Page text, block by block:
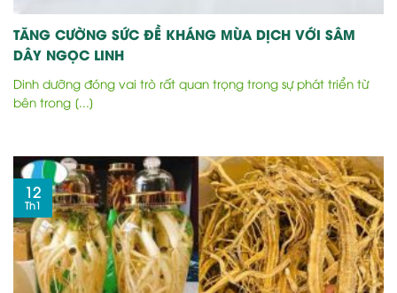
TĂNG CƯỜNG SỨC ĐỀ KHÁNG MÙA DỊCH VỚI SÂM
DÂY NGỌC LINH
Dinh dưỡng đóng vai trò rất quan trọng trong sự phát triển từ
bên trong [...]
12
Th1